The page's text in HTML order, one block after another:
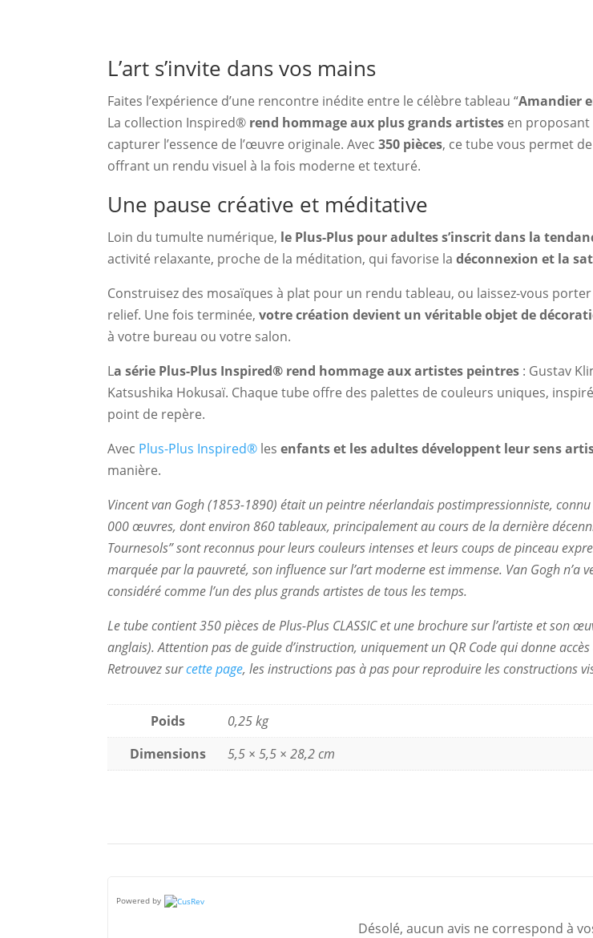
Fleurs
L’art s’invite dans vos mains
Faites l’expérience d’une rencontre inédite entre le célèbre tableau “Amandier
La collection Inspired® rend hommage aux plus grands artistes en
capturer l’essence de l’œuvre originale. Avec350 pièces, ce tube vous permet
offrant un rendu visuel à la fois moderne et texturé.
Une pause créative et méditative
Loin du tumulte numérique, le Plus-Plus pour adultes s’inscrit dans la
activité relaxante, proche de la méditation, qui favorise ladéconnexion et la
Construisez des mosaïques à plat pour un rendu tableau, ou laissez-vous
relief. Une fois terminée,votre création devient un véritable objet de
à votre bureau ou votre salon.
La série Plus-Plus Inspired® rend hommage aux artistes peintres : Gustav
Katsushika Hokusaï. Chaque tube offre des palettes de couleurs uniques,
point de repère.
Avec Plus-Plus Inspired® lesenfants et les adultes développent leur sens
manière.
Vincent van Gogh (1853-1890) était un peintre néerlandais postimpressionniste,
000 œuvres, dont environ 860 tableaux, principalement au cours de la dernière
Tournesols” sont reconnus pour leurs couleurs intenses et leurs coups de pinceau
marquée par la pauvreté, son influence sur l’art moderne est immense. Van Gogh
considéré comme l’un des plus grands artistes de tous les temps.
Le tube contient 350 pièces de Plus-Plus CLASSIC et une brochure sur l’artiste et son
anglais). Attention pas de guide d’instruction, uniquement un QR Code qui donne
Retrouvez surcette page, les instructions pas à pas pour reproduire les constructions
Poids
0,25 kg
Dimensions
5,5 × 5,5 × 28,2 cm
Powered by
Désolé, aucun avis ne correspond à